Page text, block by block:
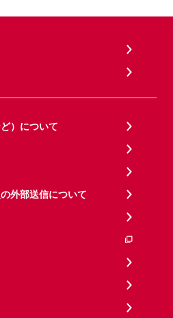
）について
外部送信について